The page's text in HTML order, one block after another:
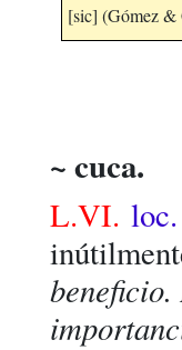
[sic] (Gómez
~ cuca.
L.VI.